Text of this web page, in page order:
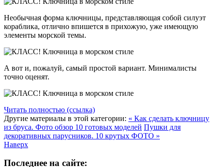
Необычная форма ключницы, представляющая собой силуэт
кораблика, отлично впишется в прихожую, уже имеющую
элементы морской темы.
А вот и, пожалуй, самый простой вариант. Минималисты
точно оценят.
Читать полностью (ссылка)
Другие материалы в этой категории: « Как сделать ключницу
из бруса. Фото обзор 10 готовых моделей Пушки для
декоративных парусников. 10 крутых ФОТО »
Наверх
Последнее на сайте: